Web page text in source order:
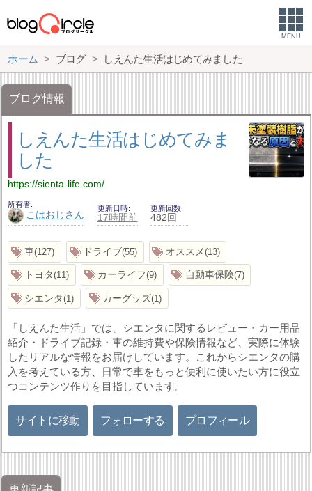
MENU
ホーム ブログ しえんた生活はじめてみました
ブログ情報
しえんた生活はじめてみま
した
https://sienta-life.com/
所有者
こはおじさん
更新日時
17時間前
更新回数
482回
車 127 ドライブ 55 オススメ 13
トヨタ 11 カーライフ 9 自動車保険 7
シエンタ 1 カーグッズ 1
「しえんた生活」では、シエンタに関するレビュー・カー用品
紹介・ドライブ記録・車の維持費や保険情報など、実際に体験
したリアルな情報をお届けしています。これからシエンタの購
入を考えている方、日常で車をもっと便利に使いたい方に役立
つコンテンツ作りを目指しています。
サイトに移動 フォローする プロフィール